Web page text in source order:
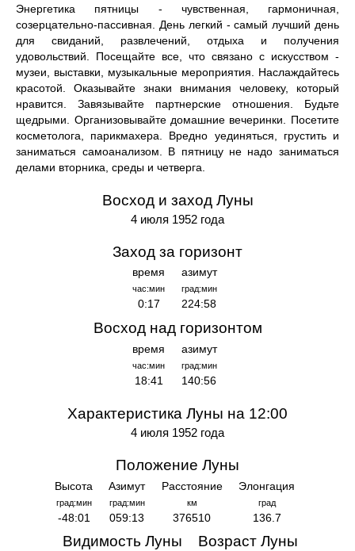
Энергетика пятницы - чувственная, гармоничная,
созерцательно-пассивная. День легкий - самый лучший день
для свиданий, развлечений, отдыха и получения
удовольствий. Посещайте все, что связано с искусством -
музеи, выставки, музыкальные мероприятия. Наслаждайтесь
красотой. Оказывайте знаки внимания человеку, который
нравится. Завязывайте партнерские отношения. Будьте
щедрыми. Организовывайте домашние вечеринки. Посетите
косметолога, парикмахера. Вредно уединяться, грустить и
заниматься самоанализом. В пятницу не надо заниматься
делами вторника, среды и четверга.
Восход и заход Луны
4 июля 1952 года
Заход за горизонт
время
час:мин
0:17
азимут
град:мин
224:58
Восход над горизонтом
время
час:мин
18:41
азимут
град:мин
140:56
Характеристика Луны на 12:00
4 июля 1952 года
Положение Луны
Высота
град:мин
-48:01
Азимут
град:мин
059:13
Расстояние
км
376510
Элонгация
град
136.7
Видимость Луны Возраст Луны